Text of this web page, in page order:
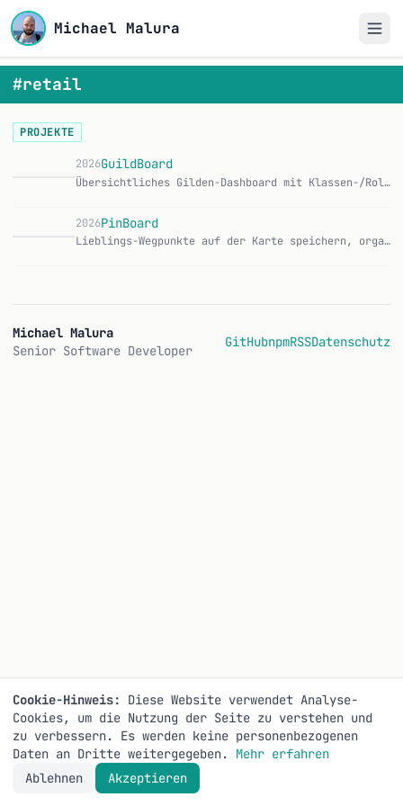
Michael Malura
#retail
PROJEKTE
2026GuildBoard
Übersichtliches Gilden-Dashboard mit Klassen-/Rollen-/Rang-Gruppierung, Item-Level-Extraktion aus Notizen, Alt-Erkennung und leistungsstarken Filtern. CurseForg…
2026PinBoard
Lieblings-Wegpunkte auf der Karte speichern, organisieren und verwalten — mit übersichtlicher, moderner UI. CurseForge Features: Pin Here — aktuellen Standort m…
Michael Malura
Senior Software Developer
GitHubnpmRSSDatenschutz
Cookie-Hinweis:
Diese Website verwendet Analyse-
Cookies, um die Nutzung der Seite zu verstehen und
zu verbessern. Es werden keine personenbezogenen
Daten an Dritte weitergegeben. Mehr erfahren
Ablehnen
Akzeptieren